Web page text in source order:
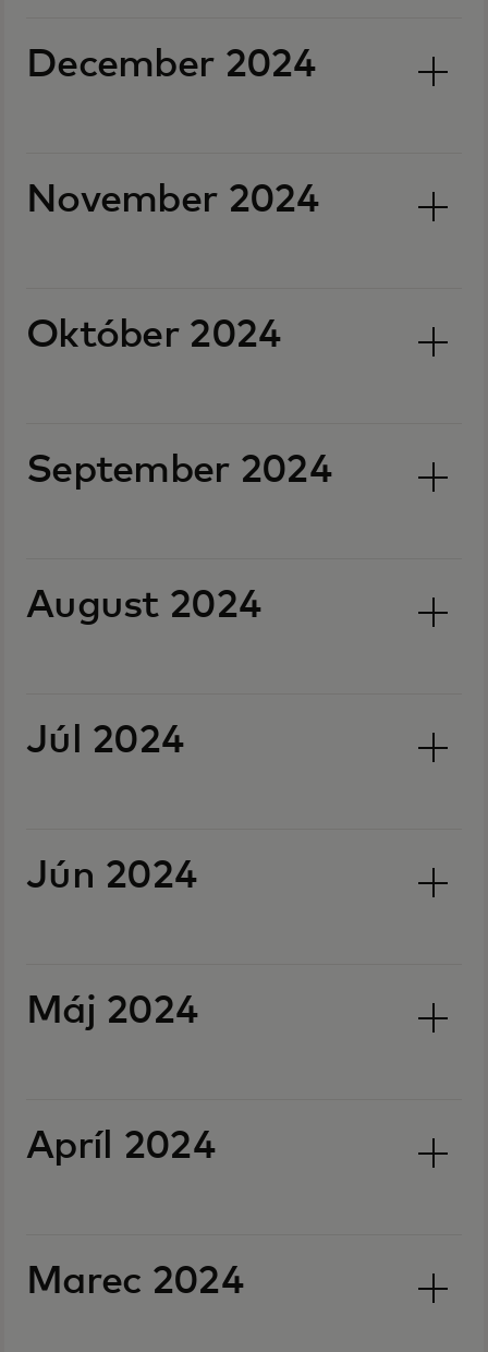
December 2024
November 2024
Október 2024
September 2024
August 2024
Júl 2024
Jún 2024
Máj 2024
Apríl 2024
Marec 2024